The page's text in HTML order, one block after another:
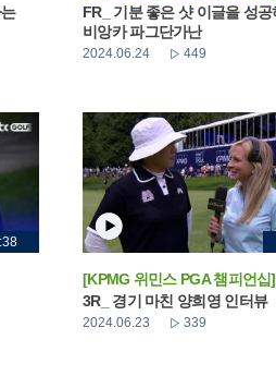
FR_ 기분 좋은 샷 이글을 성공
비앙카 파그단가난
2024.06.24 449
[KPMG 위민스 PGA 챔피언십]
3R_ 경기 마친 양희영 인터뷰
2024.06.23 339